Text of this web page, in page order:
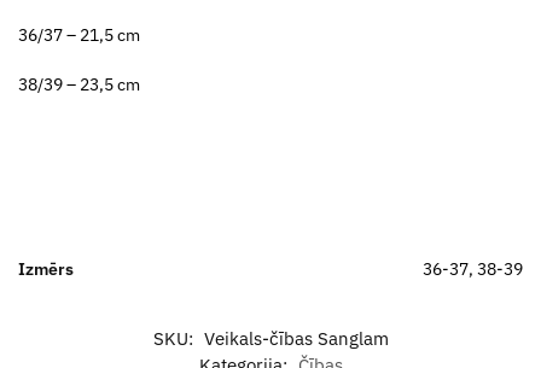
36/37 – 21,5 cm
38/39 – 23,5 cm
Izmērs 36-37, 38-39
SKU: Veikals-čības Sanglam